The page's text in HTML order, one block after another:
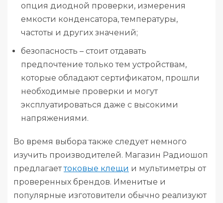
опция диодной проверки, измерения
емкости конденсатора, температуры,
частоты и других значений;
безопасность – стоит отдавать
предпочтение только тем устройствам,
которые обладают сертификатом, прошли
необходимые проверки и могут
эксплуатироваться даже с высокими
напряжениями.
Во время выбора также следует немного
изучить производителей. Магазин Радиошоп
предлагаеттоковые клещи и мультиметры от
проверенных брендов. Именитые и
популярные изготовители обычно реализуют